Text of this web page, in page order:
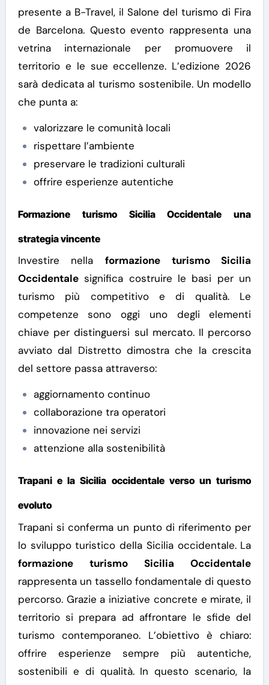
presente a B-Travel, il Salone del turismo di Fira
de Barcelona. Questo evento rappresenta una
vetrina internazionale per promuovere il
territorio e le sue eccellenze. L’edizione 2026
sarà dedicata al turismo sostenibile. Un modello
che punta a:
valorizzare le comunità locali
rispettare l’ambiente
preservare le tradizioni culturali
offrire esperienze autentiche
Formazione turismo Sicilia Occidentale una
strategia vincente
Investire nella formazione turismo Sicilia
Occidentalesignifica costruire le basi per un
turismo più competitivo e di qualità. Le
competenze sono oggi uno degli elementi
chiave per distinguersi sul mercato. Il percorso
avviato dal Distretto dimostra che la crescita
del settore passa attraverso:
aggiornamento continuo
collaborazione tra operatori
innovazione nei servizi
attenzione alla sostenibilità
Trapani e la Sicilia occidentale verso un turismo
evoluto
Trapani si conferma un punto di riferimento per
lo sviluppo turistico della Sicilia occidentale. La
formazione turismo Sicilia Occidentale
rappresenta un tassello fondamentale di questo
percorso. Grazie a iniziative concrete e mirate, il
territorio si prepara ad affrontare le sfide del
turismo contemporaneo. L’obiettivo è chiaro:
offrire esperienze sempre più autentiche,
sostenibili e di qualità. In questo scenario, la